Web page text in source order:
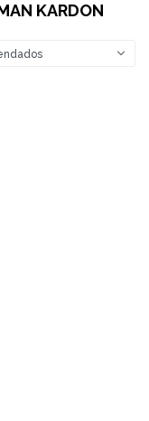
KARDON